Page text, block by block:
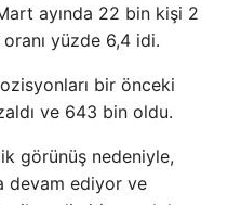
ayında 22 bin kişi 2
yüzde 6,4 idi.
bir önceki
ve 643 bin oldu.
görünüş nedeniyle,
devam ediyor ve